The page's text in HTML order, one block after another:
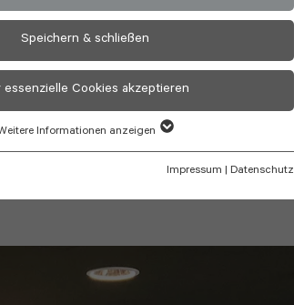
Speichern & schließen
essenzielle Cookies akzeptieren
Informationen anzeigen
Impressum | Datenschutz